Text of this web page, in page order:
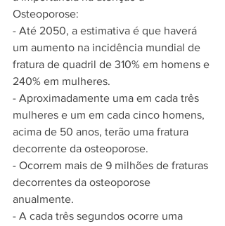
Osteoporose:
- Até 2050, a estimativa é que haverá
um aumento na incidência mundial de
fratura de quadril de 310% em homens e
240% em mulheres.
- Aproximadamente uma em cada três
mulheres e um em cada cinco homens,
acima de 50 anos, terão uma fratura
decorrente da osteoporose.
- Ocorrem mais de 9 milhões de fraturas
decorrentes da osteoporose
anualmente.
- A cada três segundos ocorre uma